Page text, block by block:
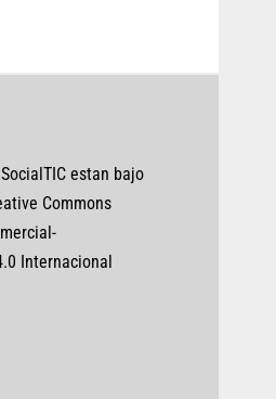
estan bajo
Commons
Internacional